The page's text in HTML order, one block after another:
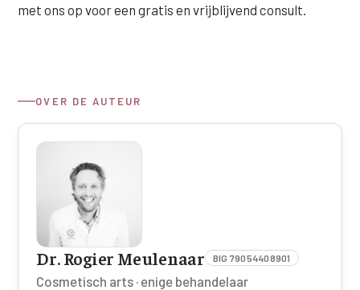
met ons op voor een gratis en vrijblijvend consult.
OVER DE AUTEUR
Dr. Rogier Meulenaar BIG 79054408901
Cosmetisch arts · enige behandelaar